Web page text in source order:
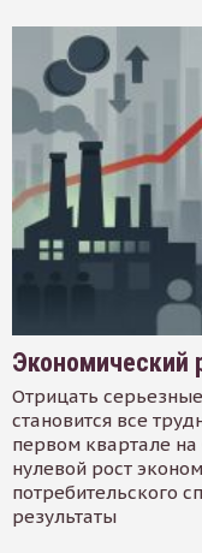
Экономический
Отрицать
становится все
первом квартале на
нулевой рост
потребительского
результаты